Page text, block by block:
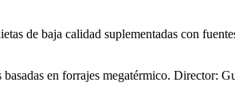
de baja calidad suplementadas con
en forrajes megatérmico. Director: